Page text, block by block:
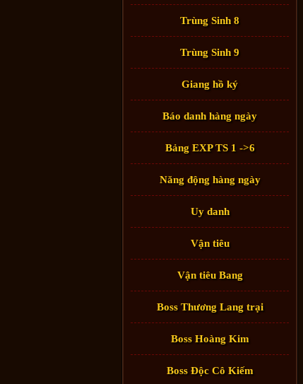
Trùng Sinh 8
Trùng Sinh 9
Giang hồ ký
Báo danh hàng ngày
Bảng EXP TS 1 ->6
Năng động hàng ngày
Uy danh
Vận tiêu
Vận tiêu Bang
Boss Thương Lang trại
Boss Hoàng Kim
Boss Độc Cô Kiếm